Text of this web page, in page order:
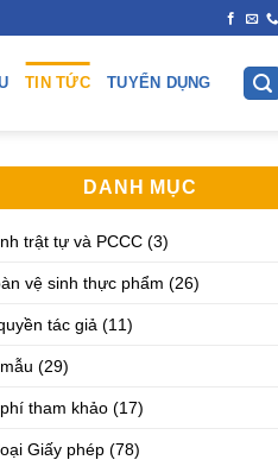
TIN TỨC TUYỂN DỤNG
DANH MỤC
trật tự và PCCC (3)
vệ sinh thực phẩm (26)
tác giả (11)
(29)
tham khảo (17)
Giấy phép (78)